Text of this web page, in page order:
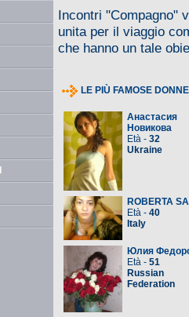
Incontri "Compagno"
unita per il viaggio
che hanno un tale
LE PIÙ FAMOSE DONNE
Анастасия
Новикова
Età - 32
Ukraine
ROBERTA
Età - 40
Italy
Юлия
Età - 51
Russian
Federation